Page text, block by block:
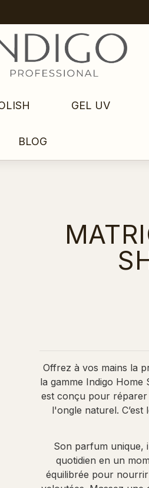
GEL UV
BLOG
Offrez à vos mains la
la gamme Indigo
est conçu pour réparer
l'ongle naturel.
Son parfum unique,
quotidien en un
équilibrée pour